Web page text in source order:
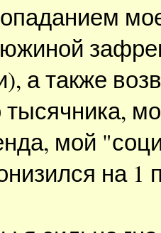
а также
мой
на 1